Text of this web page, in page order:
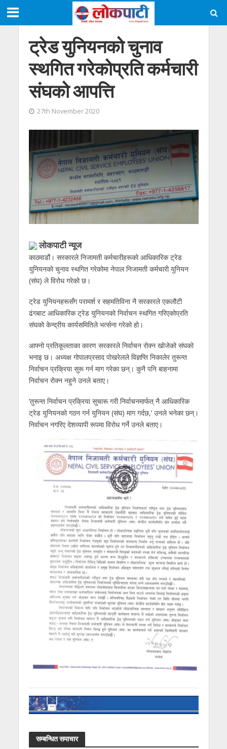
ट्रेड युनियनको चुनाव
स्थगित गरेकोप्रति कर्मचारी
संघको आपत्ति
27th November 2020
लोकपाटी न्यूज
काठमाडौं। सरकारले निजामती कर्मचारीहरूको आधिकारिक ट्रेड
युनियनको चुनाव स्थगित गरेकोमा नेपाल निजामती कर्मचारी युनियन
(संघ) ले विरोध गरेको छ।
ट्रेड युनियनहरूसँग परामर्श र सहमतिविना नै सरकारले एकलौटी
ढंगबाट आधिकारिक ट्रेड युनियनको निर्वाचन स्थगित गरिएकोप्रति
संघको केन्द्रीय कार्यसमितिले भर्त्सना गरेको हो।
आफ्नो प्रतिकूलताका कारण सरकारले निर्वाचन रोक्न खोजेको संघको
भनाइ छ। अध्यक्ष गोपालप्रसाद पोखरेलले विज्ञप्ति निकालेर तुरून्त
निर्वाचन प्रक्रिया सुरू गर्न माग गरेका छन्। कुनै पनि बाहनामा
निर्वाचन रोक्न नहुने उनले बताए।
‘तुरून्त निर्वाचन प्रक्रिया सुचारू गरी निर्वाचनमार्फत् नै आधिकारिक
ट्रेड युनियनको गठन गर्न युनियन (संघ) माग गर्दछ,’ उनले भनेका छन्।
निर्वाचन नगरिए देशव्यापी रूपमा विरोध गर्ने उनले बताए।
सम्बन्धित समाचार